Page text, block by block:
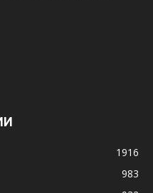
1916
983